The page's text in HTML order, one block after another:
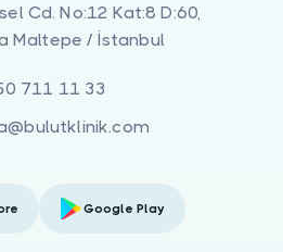
Cd. No:12 Kat:8 D:60,
Maltepe / İstanbul
711 11 33
Google Play